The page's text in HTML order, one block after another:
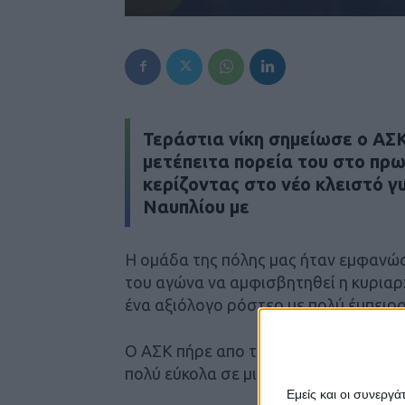
Εμείς και οι
Τεράστια νίκη σημείωσε ο
μετέπειτα πορεία του στο
κερίζοντας στο νέο κλειστό
Ναυπλίου με
Η ομάδα της πόλης μας ήταν
του αγώνα να αμφισβητηθεί η
ένα αξιόλογο ρόστερ με πολύ
Ο ΑΣΚ πήρε απο την αρχή
πολύ εύκολα σε μια μεγάλη και